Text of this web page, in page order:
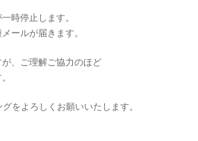
時停止します。
ールが届きます。
、ご理解ご協力のほど
をよろしくお願いいたします。